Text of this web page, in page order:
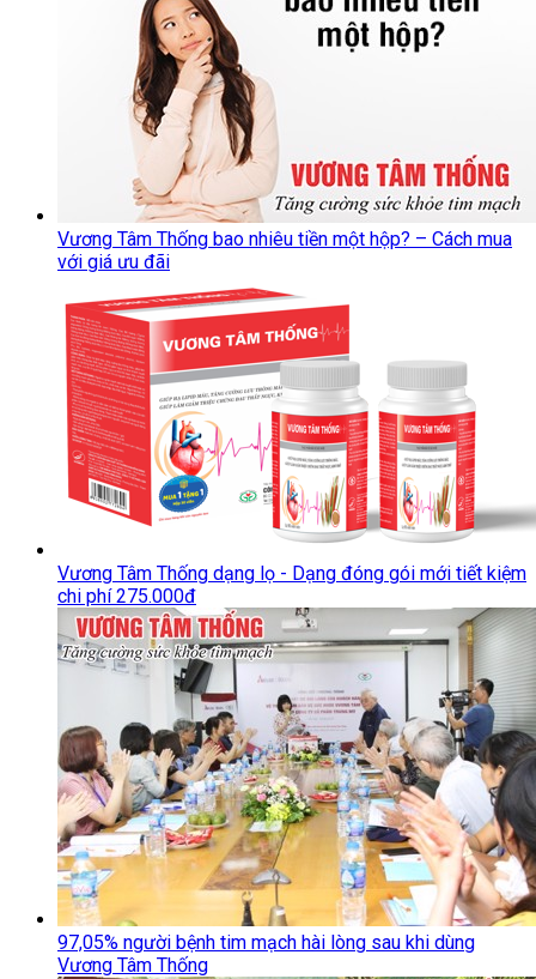
Vương Tâm Thống bao nhiêu tiền một hộp? – Cách mua
với giá ưu đãi
Vương Tâm Thống dạng lọ - Dạng đóng gói mới tiết kiệm
chi phí 275.000đ
97,05% người bệnh tim mạch hài lòng sau khi dùng
Vương Tâm Thống